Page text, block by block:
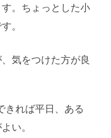
。ちょっとした小
。
気をつけた方が良
きれば平日、ある
い。